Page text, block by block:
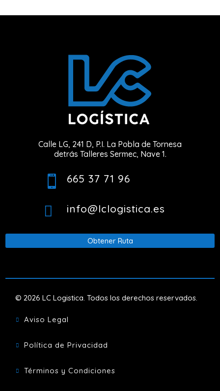
Calle LG, 241 D, P.I. La Pobla de Tornesa
detrás Talleres Sermec, Nave 1.
 665 37 71 96
 info@lclogistica.es
Obtener Ruta
© 2026 LC Logistica. Todos los derechos reservados.
 Aviso Legal
 Política de Privacidad
 Términos y Condiciones